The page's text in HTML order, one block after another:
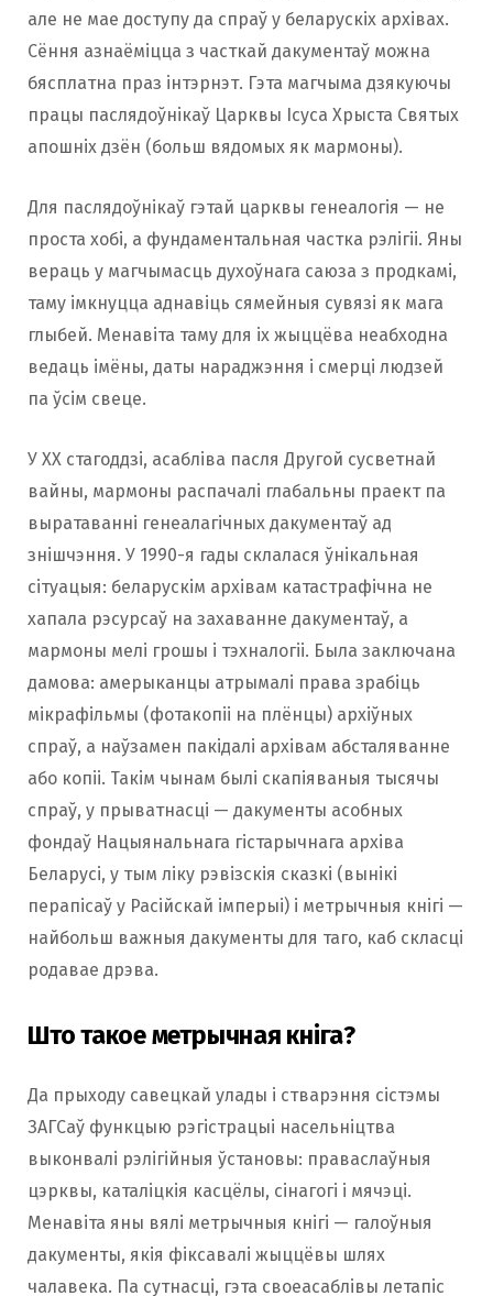
але не мае доступу да спраў у беларускіх архівах.
Сёння азнаёміцца з часткай дакументаў можна
бясплатна праз інтэрнэт. Гэта магчыма дзякуючы
працы паслядоўнікаў Царквы Ісуса Хрыста Святых
апошніх дзён (больш вядомых як мармоны).
Для паслядоўнікаў гэтай царквы генеалогія — не
проста хобі, а фундаментальная частка рэлігіі. Яны
вераць у магчымасць духоўнага саюза з продкамі,
таму імкнуцца аднавіць сямейныя сувязі як мага
глыбей. Менавіта таму для іх жыццёва неабходна
ведаць імёны, даты нараджэння і смерці людзей
па ўсім свеце.
У XX стагоддзі, асабліва пасля Другой сусветнай
вайны, мармоны распачалі глабальны праект па
выратаванні генеалагічных дакументаў ад
знішчэння. У 1990-я гады склалася ўнікальная
сітуацыя: беларускім архівам катастрафічна не
хапала рэсурсаў на захаванне дакументаў, а
мармоны мелі грошы і тэхналогіі. Была заключана
дамова: амерыканцы атрымалі права зрабіць
мікрафільмы (фотакопіі на плёнцы) архіўных
спраў, а наўзамен пакідалі архівам абсталяванне
або копіі. Такім чынам былі скапіяваныя тысячы
спраў, у прыватнасці — дакументы асобных
фондаў Нацыянальнага гістарычнага архіва
Беларусі, у тым ліку рэвізскія сказкі (вынікі
перапісаў у Расійскай імперыі) і метрычныя кнігі —
найбольш важныя дакументы для таго, каб скласці
родавае дрэва.
Што такое метрычная кніга?
Да прыходу савецкай улады і стварэння сістэмы
ЗАГСаў функцыю рэгістрацыі насельніцтва
выконвалі рэлігійныя ўстановы: праваслаўныя
цэрквы, каталіцкія касцёлы, сінагогі і мячэці.
Менавіта яны вялі метрычныя кнігі — галоўныя
дакументы, якія фіксавалі жыццёвы шлях
чалавека. Па сутнасці, гэта своеасаблівы летапіс